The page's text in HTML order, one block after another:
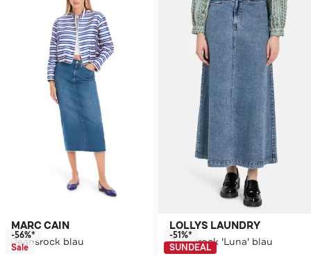
MARC CAIN
Jeansrock blau
-56%*
Sale
LOLLYS LAUNDRY
Jeansrock 'Luna' blau
-51%*
SUNDEAL